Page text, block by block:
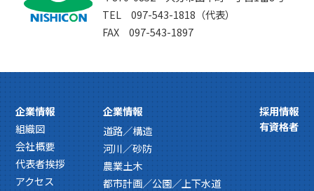
TEL 097-543-1818（代表）
FAX 097-543-1897
企業情報
組織図
会社概要
代表者挨拶
アクセス
企業情報
道路／構造
河川／砂防
農業土木
都市計画／公園／上下水道
採用情報
有資格者